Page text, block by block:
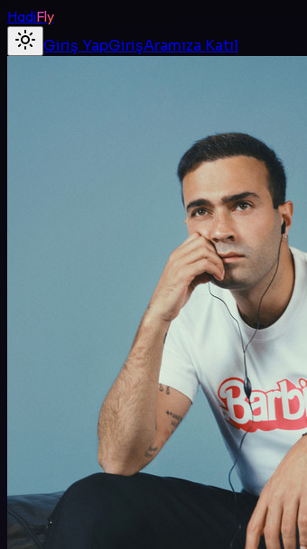
HadiFly
Giriş YapGirişAramıza Katıl